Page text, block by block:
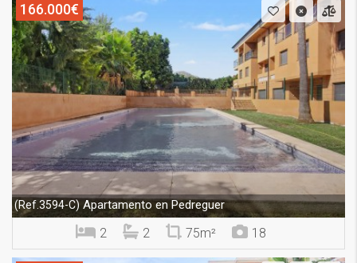
166.000€
(Ref.3594-C) Apartamento en Pedreguer
2 2 75m² 18